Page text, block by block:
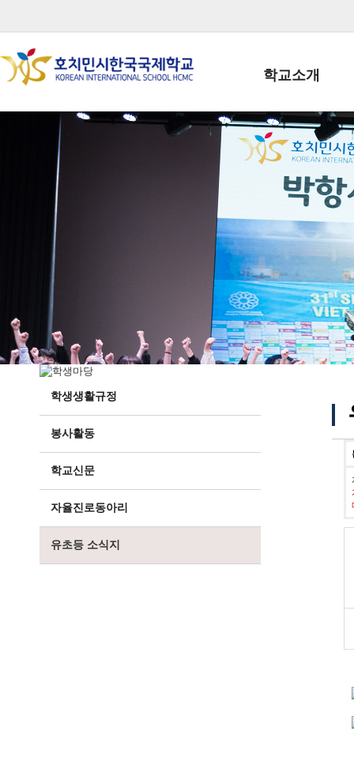
학교소개
학교장인사말
학생회장인사말
학교상징
학교 CI
교직원현황
학생현황
위치/전화
전경사진
학생생활규정
봉사활동
학교신문
자율진로동아리
유초등 소식지